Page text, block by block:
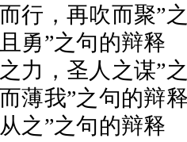
行，再吹而聚”
勇”之句的辩释
力，圣人之谋”
薄我”之句的辩
之”之句的辩释